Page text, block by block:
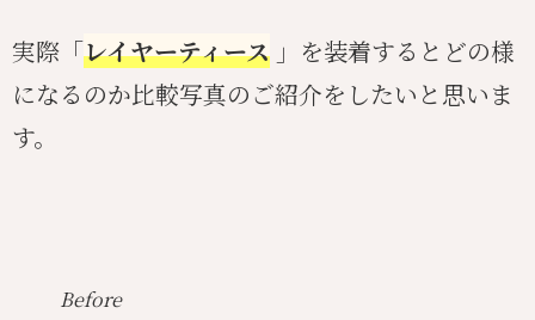
実際「レイヤーティース 」を装着するとどの様
になるのか比較写真のご紹介をしたいと思いま
す。
Before